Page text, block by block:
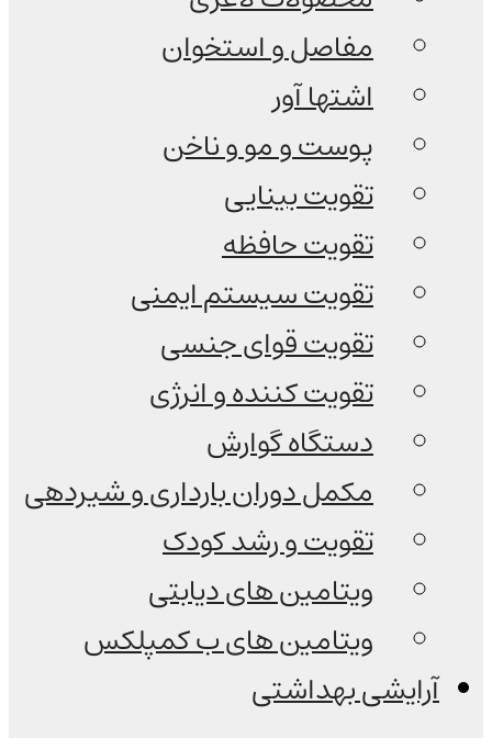
مفاصل و استخوان
اشتها آور
پوست و مو و ناخن
تقویت بینایی
تقویت حافظه
تقویت سیستم ایمنی
تقویت قوای جنسی
تقویت کننده و انرژی
دستگاه گوارش
مکمل دوران بارداری و شیردهی
تقویت و رشد کودک
ویتامین های دیابتی
ویتامین های ب کمپلکس
آرایشی بهداشتی